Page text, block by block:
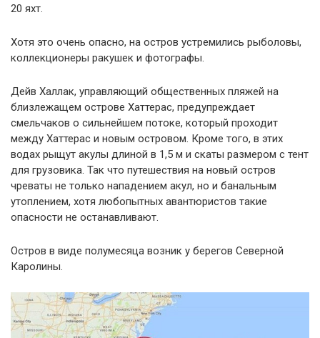
20 яхт.
Хотя это очень опасно, на остров устремились рыболовы,
коллекционеры ракушек и фотографы.
Дейв Халлак, управляющий общественных пляжей на
близлежащем острове Хаттерас, предупреждает
смельчаков о сильнейшем потоке, который проходит
между Хаттерас и новым островом. Кроме того, в этих
водах рыщут акулы длиной в 1,5 м и скаты размером с тент
для грузовика. Так что путешествия на новый остров
чреваты не только нападением акул, но и банальным
утоплением, хотя любопытных авантюристов такие
опасности не останавливают.
Остров в виде полумесяца возник у берегов Северной
Каролины.